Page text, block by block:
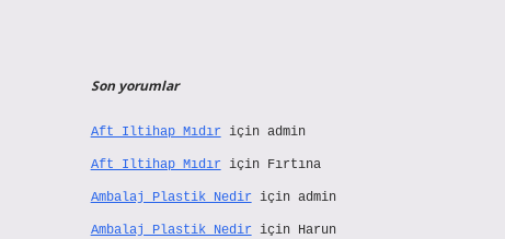
Son yorumlar
Aft Iltihap Mıdır için admin
Aft Iltihap Mıdır için Fırtına
Ambalaj Plastik Nedir için admin
Ambalaj Plastik Nedir için Harun